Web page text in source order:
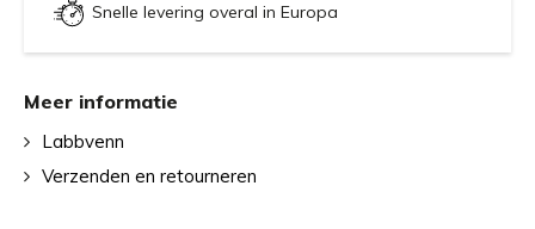
Snelle levering overal in Europa
Meer informatie
Labbvenn
Verzenden en retourneren